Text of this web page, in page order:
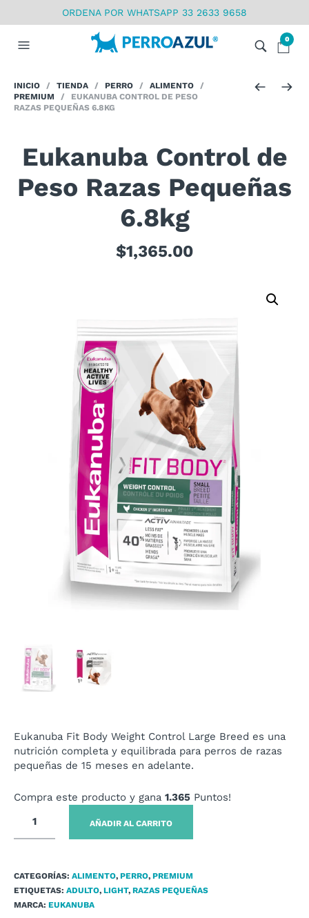
ORDENA POR WHATSAPP 33 2633 9658
0
INICIO / TIENDA / PERRO / ALIMENTO /
PREMIUM / EUKANUBA CONTROL DE PESO
RAZAS PEQUEÑAS 6.8KG
Eukanuba Control de
Peso Razas Pequeñas
6.8kg
$1,365.00
Eukanuba Fit Body Weight Control Large Breed es una
nutrición completa y equilibrada para perros de razas
pequeñas de 15 meses en adelante.
Compra este producto y gana 1.365 Puntos!
AÑADIR AL CARRITO
CATEGORÍAS: ALIMENTO, PERRO, PREMIUM
ETIQUETAS: ADULTO, LIGHT, RAZAS PEQUEÑAS
MARCA: EUKANUBA